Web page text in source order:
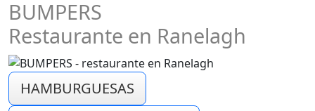
BUMPERS
Restaurante en Ranelagh
HAMBURGUESAS